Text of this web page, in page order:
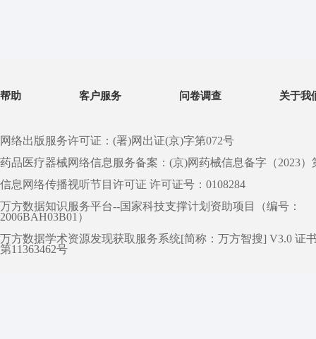
帮助 客户服务 问卷调查 关于我
网络出版服务许可证：(署)网出证(京)字第072号
药品医疗器械网络信息服务备案：(京)网药械信息备字（2023）
信息网络传播视听节目许可证 许可证号：0108284
万方数据知识服务平台--国家科技支撑计划资助项目（编号：
2006BAH03B01）
万方数据学术资源发现获取服务系统[简称：万方智搜] V3.0 证
第11363462号